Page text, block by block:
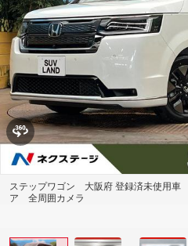
ステップワゴン 大阪府 登録済未使用
ア 全周囲カメラ